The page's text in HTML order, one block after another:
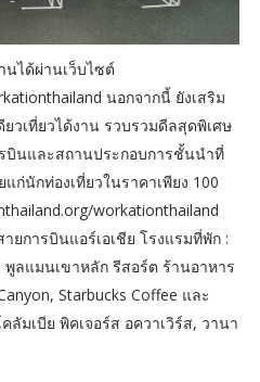
นได้ผ่านเว็บไซต์
นอกจากนี้ ยังเสริม
วเที่ยวได้งาน รวบรวมดีลสุดพิเศษ
บินและสถานประกอบการชั้นนำที่
ก่นักท่องเที่ยวในราคาเพียง 100
workationthailand
ยการบินแอร์เอเชีย โรงแรมที่พัก :
ลแมนเขาหลัก รีสอร์ต ร้านอาหาร
Starbucks Coffee และ
ลัมเบีย พิคเจอร์ส อควาเวิร์ส, วานา